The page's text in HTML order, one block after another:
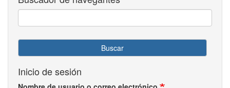
Buscar
Inicio de sesión